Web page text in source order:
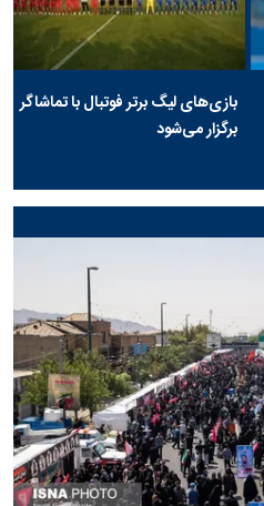
بازی‌های لیگ برتر فوتبال با تماشاگر
برگزار می‌شود